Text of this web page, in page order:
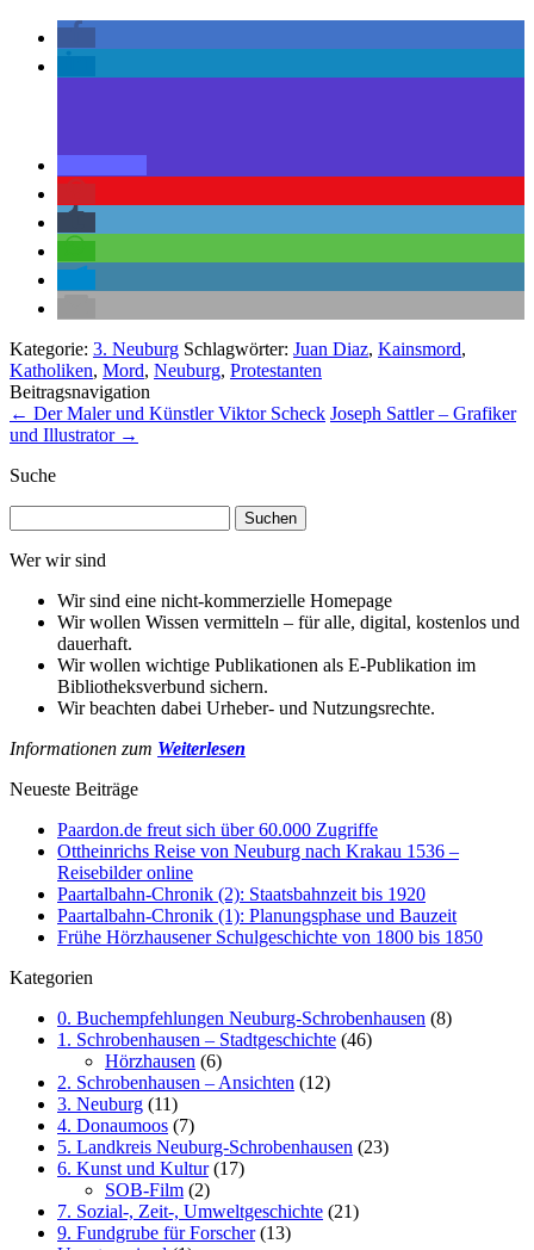
Kategorie: 3. Neuburg Schlagwörter: Juan Diaz, Kainsmord,
Katholiken, Mord, Neuburg, Protestanten
Beitragsnavigation
← Der Maler und Künstler Viktor Scheck Joseph Sattler – Grafiker
und Illustrator →
Suche
nach:
Wer wir sind
Wir sind eine nicht-kommerzielle Homepage
Wir wollen Wissen vermitteln – für alle, digital, kostenlos und
dauerhaft.
Wir wollen wichtige Publikationen als E-Publikation im
Bibliotheksverbund sichern.
Wir beachten dabei Urheber- und Nutzungsrechte.
Informationen zum Weiterlesen
Neueste Beiträge
Paardon.de freut sich über 60.000 Zugriffe
Ottheinrichs Reise von Neuburg nach Krakau 1536 –
Reisebilder online
Paartalbahn-Chronik (2): Staatsbahnzeit bis 1920
Paartalbahn-Chronik (1): Planungsphase und Bauzeit
Frühe Hörzhausener Schulgeschichte von 1800 bis 1850
Kategorien
0. Buchempfehlungen Neuburg-Schrobenhausen (8)
1. Schrobenhausen – Stadtgeschichte (46)
Hörzhausen (6)
2. Schrobenhausen – Ansichten (12)
3. Neuburg (11)
4. Donaumoos (7)
5. Landkreis Neuburg-Schrobenhausen (23)
6. Kunst und Kultur(17)
SOB-Film (2)
7. Sozial-, Zeit-, Umweltgeschichte (21)
9. Fundgrube für Forscher(13)